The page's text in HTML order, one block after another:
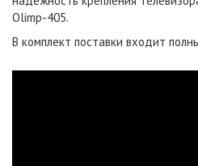
Olimp-405.
В комплект поставки входит